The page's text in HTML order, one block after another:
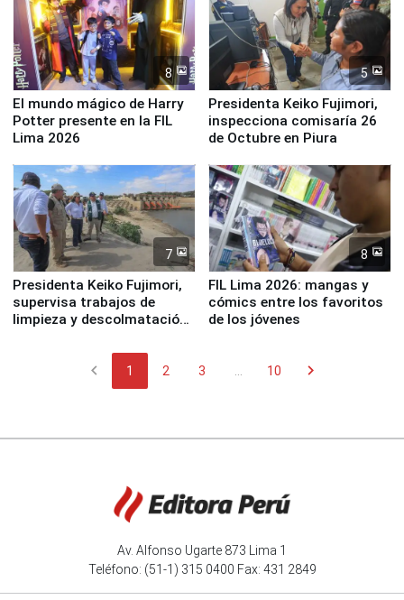
8
El mundo mágico de Harry
Potter presente en la FIL
Lima 2026
5
Presidenta Keiko Fujimori,
inspecciona comisaría 26
de Octubre en Piura
7
Presidenta Keiko Fujimori,
supervisa trabajos de
limpieza y descolmatación
8
FIL Lima 2026: mangas y
cómics entre los favoritos
de los jóvenes
chevron_left 1 2 3 10 chevron_right
Av. Alfonso Ugarte 873 Lima 1
Teléfono: (51-1) 315 0400 Fax: 431 2849